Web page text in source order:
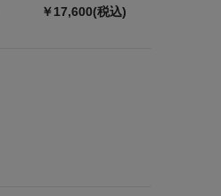
￥17,600(税込)